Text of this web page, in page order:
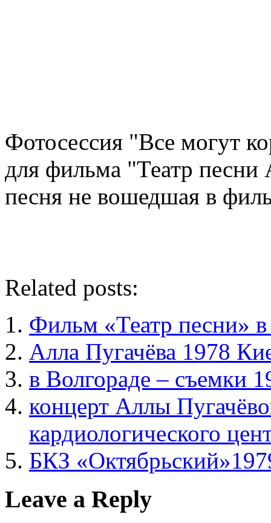
Фотосессия "Все могут
для фильма "Театр
песня не вошедшая в
Related posts:
Фильм «Театр песни»
Алла Пугачёва 1978
в Волгораде – съемки
концерт Аллы
кардиологического
БКЗ
Leave a Reply